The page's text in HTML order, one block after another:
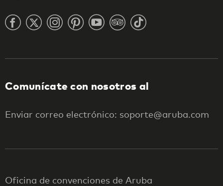
Comunícate con nosotros al
Enviar correo electrónico: soporte@aruba.com
Oficina de convenciones de Aruba